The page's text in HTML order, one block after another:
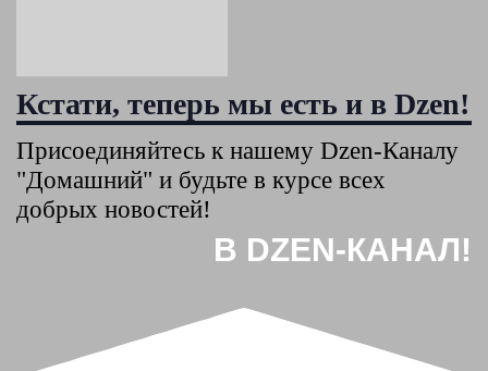
Кстати, теперь мы есть и в Dzen!
Присоединяйтесь к нашему Dzen-Каналу
"Домашний" и будьте в курсе всех
добрых новостей!
В DZEN-КАНАЛ!